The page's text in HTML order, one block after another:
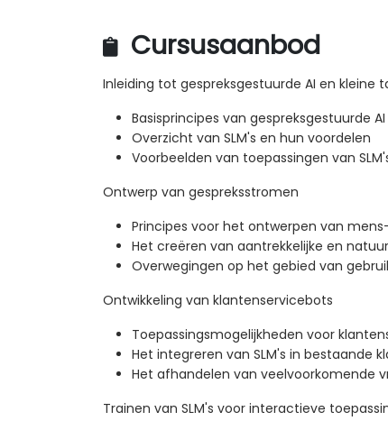
Cursusaanbod
Inleiding tot gespreksgestuurde AI en kleine
Basisprincipes van gespreksgestuurde AI
Overzicht van SLM's en hun voordelen
Voorbeelden van toepassingen van
Ontwerp van gespreksstromen
Principes voor het ontwerpen van
Het creëren van aantrekkelijke en
Overwegingen op het gebied van
Ontwikkeling van klantenservicebots
Toepassingsmogelijkheden voor
Het integreren van SLM's in bestaande
Het afhandelen van veelvoorkomende
Trainen van SLM's voor interactieve